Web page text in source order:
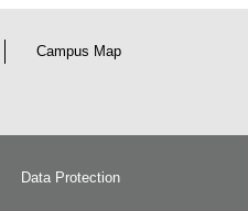
Campus Map
Data Protection